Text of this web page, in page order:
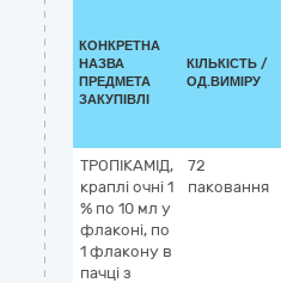
КОНКРЕТНА
НАЗВА
ПРЕДМЕТА
ЗАКУПІВЛІ
КІЛЬКІСТЬ /
ОД.ВИМІРУ
ТРОПІКАМІД,
краплі очні 1
% по 10 мл у
флаконі, по
1 флакону в
пачці з
72
паковання